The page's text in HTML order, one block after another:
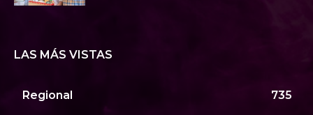
LAS MÁS VISTAS
Regional 735